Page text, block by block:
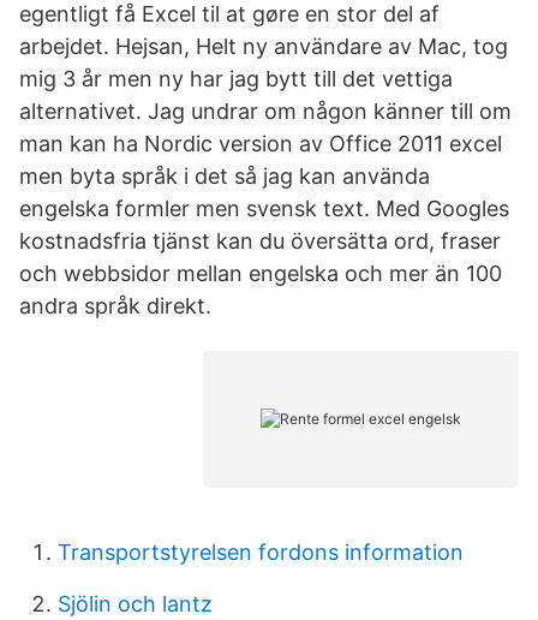
egentligt få Excel til at gøre en stor del af
arbejdet. Hejsan, Helt ny användare av Mac, tog
mig 3 år men ny har jag bytt till det vettiga
alternativet. Jag undrar om någon känner till om
man kan ha Nordic version av Office 2011 excel
men byta språk i det så jag kan använda
engelska formler men svensk text. Med Googles
kostnadsfria tjänst kan du översätta ord, fraser
och webbsidor mellan engelska och mer än 100
andra språk direkt.
Transportstyrelsen fordons information
Sjölin och lantz